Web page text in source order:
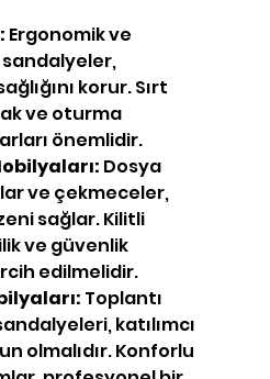
Ergonomik ve
korur. Sırt
ve oturma
önemlidir.
Dosya
ve çekmeceler,
sağlar. Kilitli
ve güvenlik
edilmelidir.
Toplantı
katılımcı
olmalıdır. Konforlu